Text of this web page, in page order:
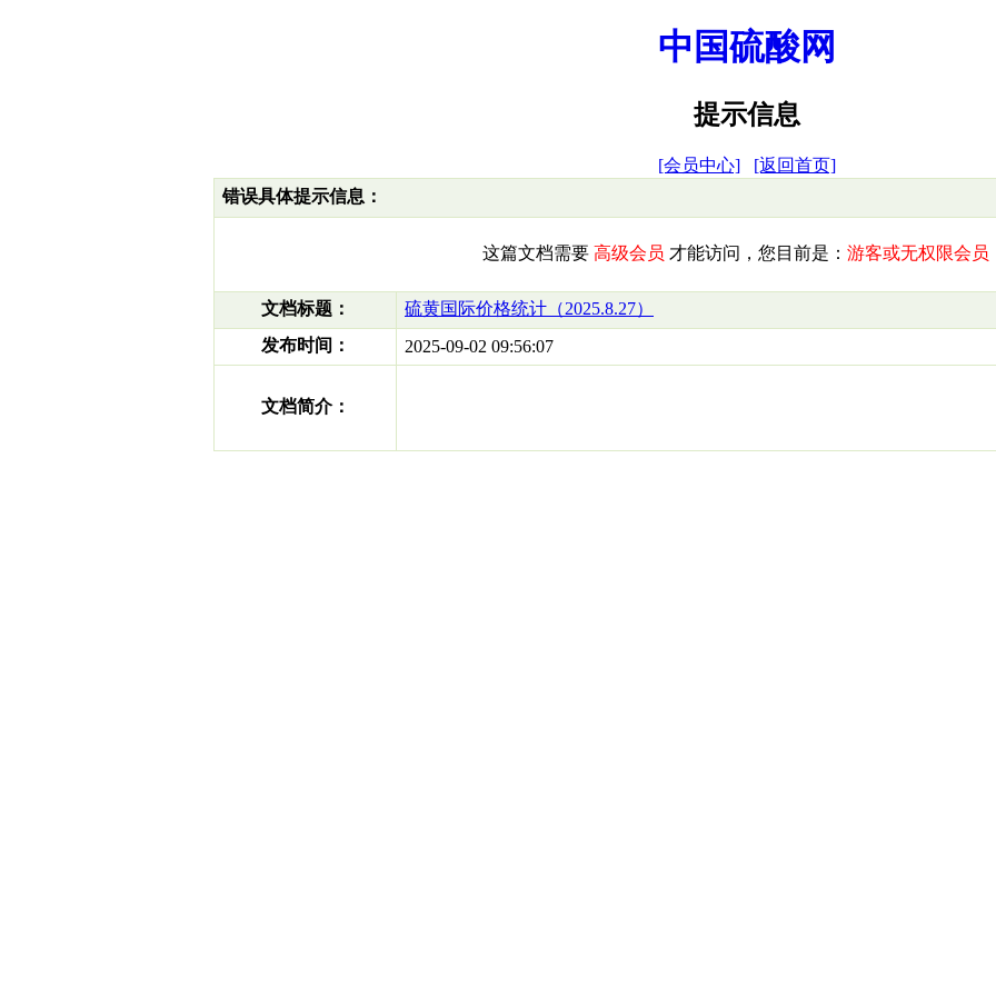
中国硫酸网
提示信息
[会员中心]
[返回首页]
错误具体提示信息：
这篇文档需要 高级会员 才能访问，您目前是： 游客或无权限会员
文档标题：
硫黄国际价格统计（2025.8.27）
发布时间：
2025-09-02 09:56:07
文档简介：